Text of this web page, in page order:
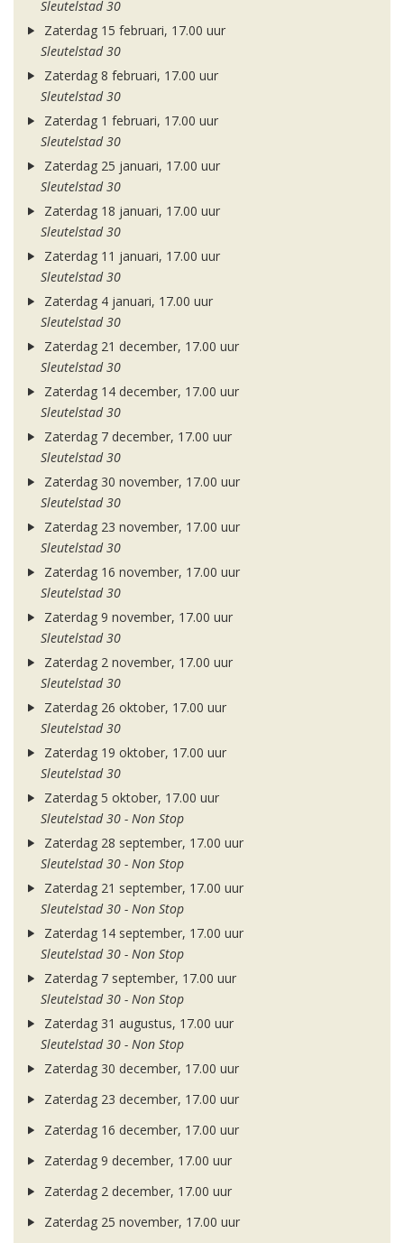
Sleutelstad 30
Zaterdag 15 februari, 17.00 uur
Sleutelstad 30
Zaterdag 8 februari, 17.00 uur
Sleutelstad 30
Zaterdag 1 februari, 17.00 uur
Sleutelstad 30
Zaterdag 25 januari, 17.00 uur
Sleutelstad 30
Zaterdag 18 januari, 17.00 uur
Sleutelstad 30
Zaterdag 11 januari, 17.00 uur
Sleutelstad 30
Zaterdag 4 januari, 17.00 uur
Sleutelstad 30
Zaterdag 21 december, 17.00 uur
Sleutelstad 30
Zaterdag 14 december, 17.00 uur
Sleutelstad 30
Zaterdag 7 december, 17.00 uur
Sleutelstad 30
Zaterdag 30 november, 17.00 uur
Sleutelstad 30
Zaterdag 23 november, 17.00 uur
Sleutelstad 30
Zaterdag 16 november, 17.00 uur
Sleutelstad 30
Zaterdag 9 november, 17.00 uur
Sleutelstad 30
Zaterdag 2 november, 17.00 uur
Sleutelstad 30
Zaterdag 26 oktober, 17.00 uur
Sleutelstad 30
Zaterdag 19 oktober, 17.00 uur
Sleutelstad 30
Zaterdag 5 oktober, 17.00 uur
Sleutelstad 30 - Non Stop
Zaterdag 28 september, 17.00 uur
Sleutelstad 30 - Non Stop
Zaterdag 21 september, 17.00 uur
Sleutelstad 30 - Non Stop
Zaterdag 14 september, 17.00 uur
Sleutelstad 30 - Non Stop
Zaterdag 7 september, 17.00 uur
Sleutelstad 30 - Non Stop
Zaterdag 31 augustus, 17.00 uur
Sleutelstad 30 - Non Stop
Zaterdag 30 december, 17.00 uur
Zaterdag 23 december, 17.00 uur
Zaterdag 16 december, 17.00 uur
Zaterdag 9 december, 17.00 uur
Zaterdag 2 december, 17.00 uur
Zaterdag 25 november, 17.00 uur